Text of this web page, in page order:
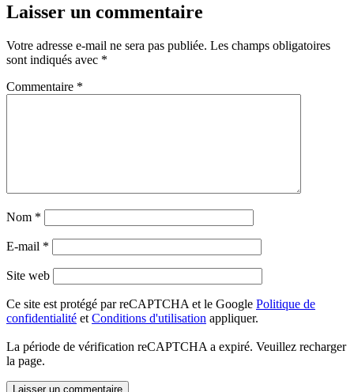
Laisser un commentaire
Votre adresse e-mail ne sera pas publiée. Les champs obligatoires
sont indiqués avec *
Commentaire *
Nom *
E-mail *
Site web
Ce site est protégé par reCAPTCHA et le Google Politique de
confidentialité et Conditions d'utilisation appliquer.
La période de vérification reCAPTCHA a expiré. Veuillez recharger
la page.